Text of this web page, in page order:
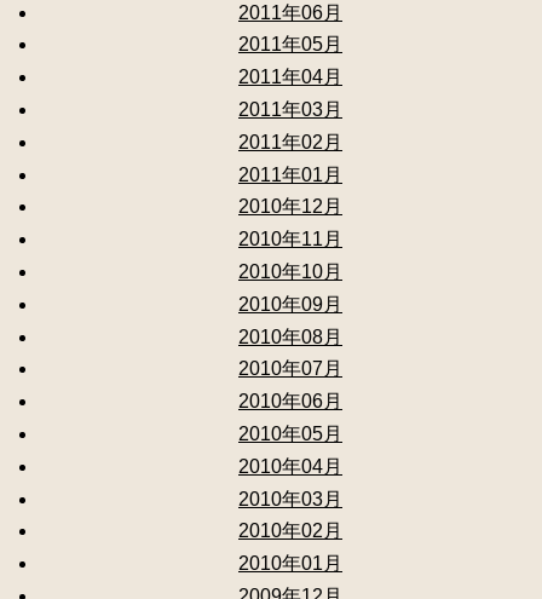
2011年06月
2011年05月
2011年04月
2011年03月
2011年02月
2011年01月
2010年12月
2010年11月
2010年10月
2010年09月
2010年08月
2010年07月
2010年06月
2010年05月
2010年04月
2010年03月
2010年02月
2010年01月